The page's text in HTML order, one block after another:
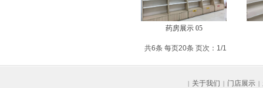
药房展示 05
共6条 每页20条 页次：1/1
| 关于我们 | 门店展示 |